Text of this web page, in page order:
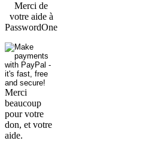
Merci de
votre aide à
PasswordOne
Merci
beaucoup
pour votre
don, et votre
aide.